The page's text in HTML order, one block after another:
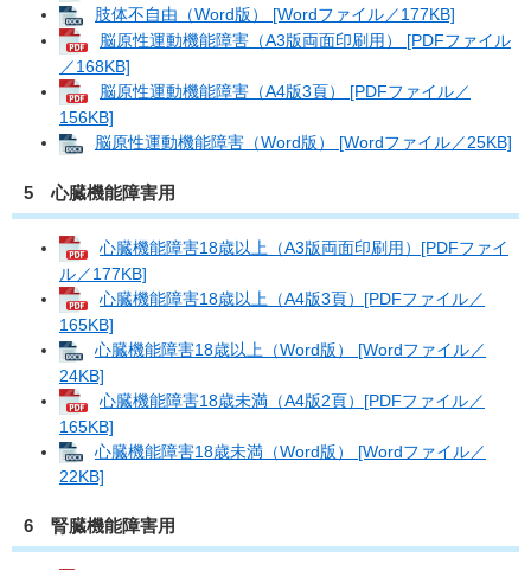
肢体不自由（Word版） [Wordファイル／177KB]
脳原性運動機能障害（A3版両面印刷用） [PDFファイル
／168KB]
脳原性運動機能障害（A4版3頁） [PDFファイル／
156KB]
脳原性運動機能障害（Word版） [Wordファイル／25KB]
5 心臓機能障害用
心臓機能障害18歳以上（A3版両面印刷用）[PDFファイ
ル／177KB]
心臓機能障害18歳以上（A4版3頁）[PDFファイル／
165KB]
心臓機能障害18歳以上（Word版） [Wordファイル／
24KB]
心臓機能障害18歳未満（A4版2頁）[PDFファイル／
165KB]
心臓機能障害18歳未満（Word版） [Wordファイル／
22KB]
6 腎臓機能障害用